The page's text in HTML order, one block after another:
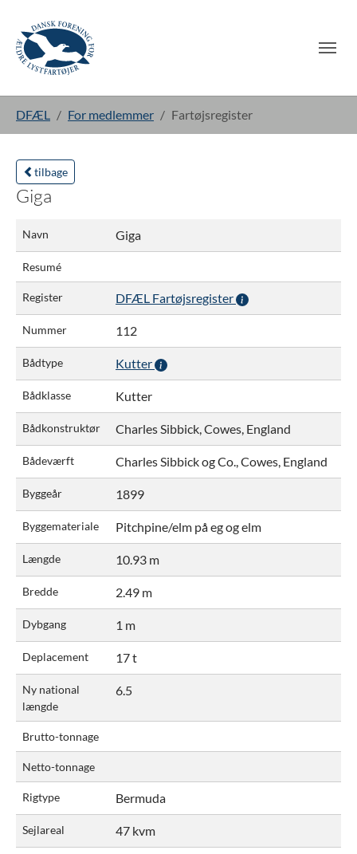
DFÆL For medlemmer Fartøjsregister
tilbage
Giga
Navn Giga
Resumé
Register DFÆL Fartøjsregister
Nummer 112
Bådtype Kutter
Bådklasse Kutter
Bådkonstruktør Charles Sibbick, Cowes, England
Bådeværft Charles Sibbick og Co., Cowes, England
Byggeår 1899
Byggemateriale Pitchpine/elm på eg og elm
Længde 10.93 m
Bredde 2.49 m
Dybgang 1 m
Deplacement 17 t
Ny national
længde
6.5
Brutto-tonnage
Netto-tonnage
Rigtype Bermuda
Sejlareal 47 kvm